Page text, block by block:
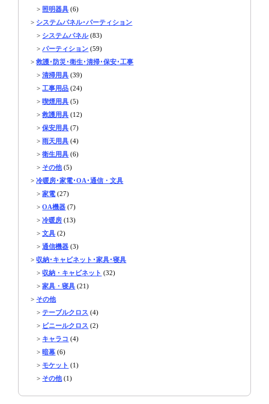
> 照明器具 (6)
> システムパネル･パーティション
> システムパネル(83)
>パーティション (59)
>救護･防災･衛生･清掃･保安･工事
>清掃用具 (39)
> 工事用品 (24)
>喫煙用具 (5)
>救護用具 (12)
>保安用具 (7)
>雨天用具 (4)
>衛生用具 (6)
> その他(5)
>冷暖房･家電･OA･通信・文具
>家電 (27)
>OA機器 (7)
>冷暖房 (13)
>文具 (2)
>通信機器 (3)
>収納･キャビネット･家具･寝具
>収納・キャビネット (32)
>家具・寝具 (21)
> その他
>テーブルクロス (4)
> ビニールクロス (2)
> キャラコ (4)
>暗幕 (6)
>モケット (1)
> その他(1)